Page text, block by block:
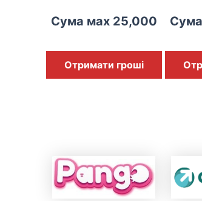
Сума мах 25,000
Отримати гроші